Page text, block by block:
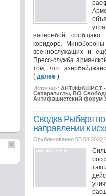
наперебой
коридоре.
военнослужащих и
Пресс-служба
том, что
( далее )
Источник: АНТИФАШИСТ -
Сепаратисты, ВО
Антифашистский форум
Сводка Рыбаря по
направлении к
Опубликованно 05.08.2022